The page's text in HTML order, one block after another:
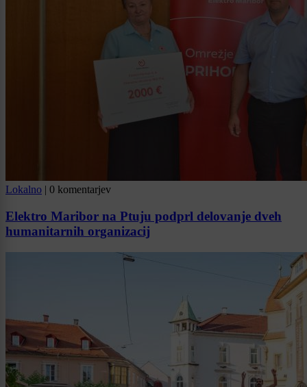
Lokalno | 0 komentarjev
Elektro Maribor na Ptuju podprl delovanje dveh
humanitarnih organizacij